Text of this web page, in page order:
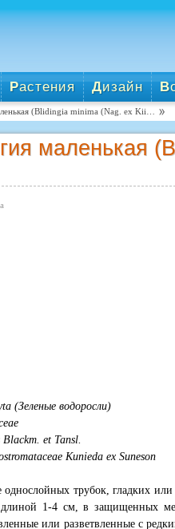
Растения Дизайн В
(Blidingia minima (Nag. ex Kii…
маленькая
(Зеленые водоросли)
et Tansl.
Kunieda ex Suneson
трубок, гладких
длиной 1-4 см, в защищенных
или разветвленные с